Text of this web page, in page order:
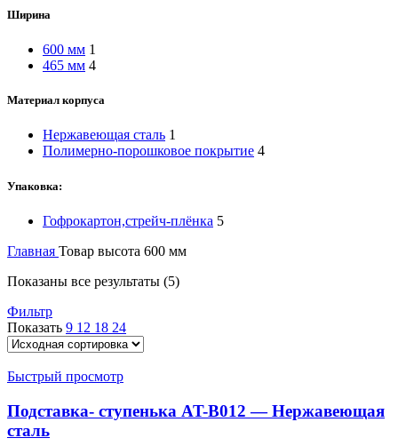
Ширина
600 мм 1
465 мм 4
Материал корпуса
Нержавеющая сталь 1
Полимерно-порошковое покрытие 4
Упаковка:
Гофрокартон,стрейч-плёнка 5
Главная Товар высота 600 мм
Показаны все результаты (5)
Фильтр
Показать 9 12 18 24
Быстрый просмотр
Подставка- ступенька AT-B012 — Нержавеющая
сталь